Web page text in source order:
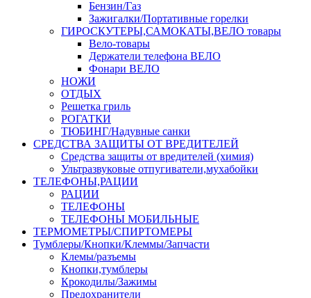
Бензин/Газ
Зажигалки/Портативные горелки
ГИРОСКУТЕРЫ,САМОКАТЫ,ВЕЛО товары
Вело-товары
Держатели телефона ВЕЛО
Фонари ВЕЛО
НОЖИ
ОТДЫХ
Решетка гриль
РОГАТКИ
ТЮБИНГ/Надувные санки
СРЕДСТВА ЗАЩИТЫ ОТ ВРЕДИТЕЛЕЙ
Средства защиты от вредителей (химия)
Ультразвуковые отпугиватели,мухабойки
ТЕЛЕФОНЫ,РАЦИИ
РАЦИИ
ТЕЛЕФОНЫ
ТЕЛЕФОНЫ МОБИЛЬНЫЕ
ТЕРМОМЕТРЫ/СПИРТОМЕРЫ
Тумблеры/Кнопки/Клеммы/Запчасти
Клемы/разъемы
Кнопки,тумблеры
Крокодилы/Зажимы
Предохранители